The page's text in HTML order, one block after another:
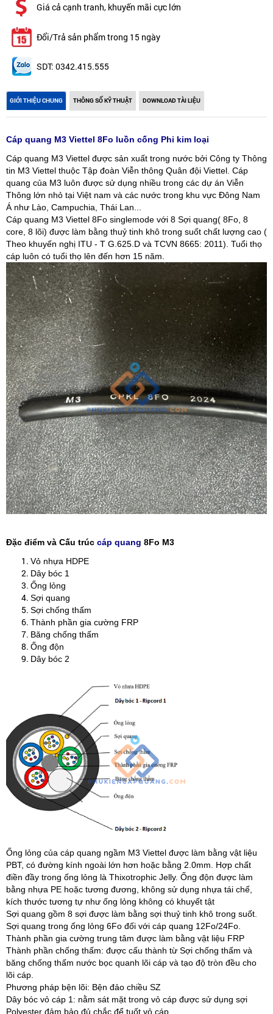
Giá cả cạnh tranh, khuyến mãi cực lớn
Đổi/Trả sản phẩm trong 15 ngày
SDT: 0342.415.555
GIỚI THIỆU CHUNG THÔNG SỐ KỸ THUẬT DOWNLOAD TÀI LIỆU
Cáp quang M3 Viettel 8Fo luồn cống Phi kim loại
Cáp quang M3 Viettel được sản xuất trong nước bởi Công ty Thông
tin M3 Viettel thuộc Tập đoàn Viễn thông Quân đội Viettel. Cáp
quang của M3 luôn được sử dụng nhiều trong các dự án Viễn
Thông lớn nhỏ tại Việt nam và các nước trong khu vực Đông Nam
Á như Lào, Campuchia, Thái Lan...
Cáp quang M3 Viettel 8Fo singlemode với 8 Sợi quang( 8Fo, 8
core, 8 lõi) được làm bằng thuỷ tinh khô trong suốt chất lượng cao (
Theo khuyến nghị ITU - T G.625.D và TCVN 8665: 2011). Tuổi thọ
cáp luôn có tuổi thọ lên đến hơn 15 năm.
Đặc điểm và Cấu trúc cáp quang 8Fo M3
Vỏ nhựa HDPE
Dây bóc 1
Ống lỏng
Sợi quang
Sợi chống thấm
Thành phần gia cường FRP
Băng chống thấm
Ống độn
Dây bóc 2
Ống lỏng của cáp quang ngầm M3 Viettel được làm bằng vật liệu
PBT, có đường kính ngoài lớn hơn hoặc bằng 2.0mm. Hợp chất
điền đầy trong ống lỏng là Thixotrophic Jelly. Ống độn được làm
bằng nhựa PE hoặc tương đương, không sử dụng nhựa tái chế,
kích thước tương tự như ống lỏng không có khuyết tật
Sợi quang gồm 8 sợi được làm bằng sợi thuỷ tinh khô trong suốt.
Sợi quang trong ống lỏng 6Fo đối với cáp quang 12Fo/24Fo.
Thành phần gia cường trung tâm được làm bằng vật liệu FRP
Thành phần chống thấm: được cấu thành từ Sợi chống thấm và
băng chống thấm nước bọc quanh lõi cáp và tạo độ tròn đều cho
lõi cáp.
Phương pháp bện lõi: Bện đảo chiều SZ
Dây bóc vỏ cáp 1: nằm sát mặt trong vỏ cáp được sử dụng sợi
Polyester đảm bảo đủ chắc để tuốt vỏ cáp